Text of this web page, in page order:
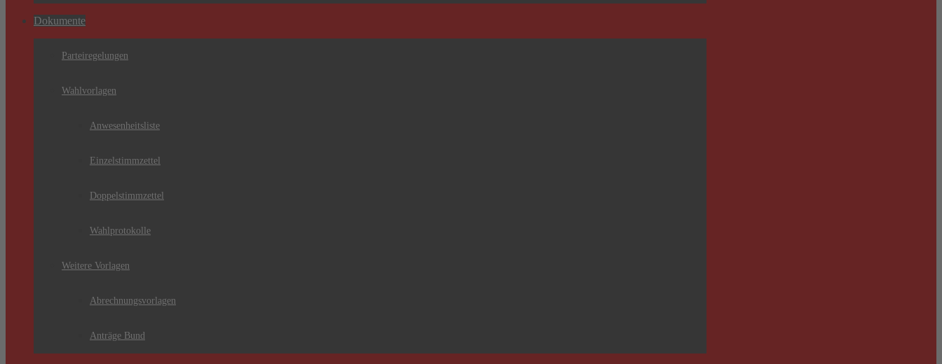
Dokumente
Parteiregelungen
Wahlvorlagen
Anwesenheitsliste
Einzelstimmzettel
Doppelstimmzettel
Wahlprotokolle
Weitere Vorlagen
Abrechnungsvorlagen
Anträge Bund